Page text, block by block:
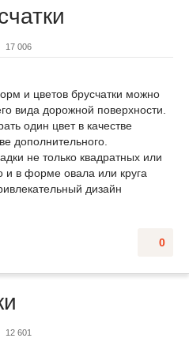
17 006
и цветов брусчатки можно
вида дорожной поверхности.
один цвет в качестве
дополнительного.
не только квадратных или
и в форме овала или круга
дизайн
0
12 601